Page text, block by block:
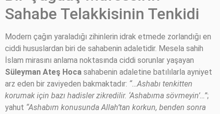
Sahabe Telakkisinin Tenkidi
Modern çağın yaraladığı zihinlerin idrak etmede zorlandığı en
ciddi hususlardan biri de sahabenin adaletidir. Mesela sahih
İslam mirasını anlama noktasında ciddi sorunlar yaşayan
Süleyman Ateş Hoca sahabenin adaletine batılılarla ayniyet
arz eden bir zaviyeden bakmaktadır: “…Ashabı tenkitten
korumak için bazı hadisler zikredilir. ‘Ashabıma sövmeyin’…”;
yahut “Ashabım konusunda Allah’tan korkun, benden sonra